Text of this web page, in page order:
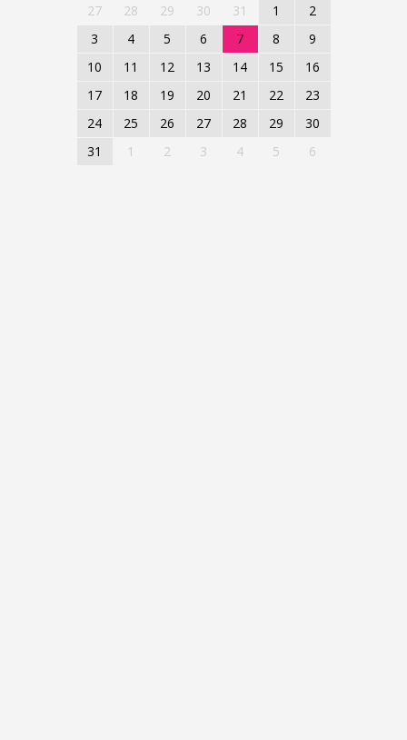
27 28 29 30 31 1
2
3
4 5 6 7 8
9
10
11 12 13 14 15
16
17
18 19 20 21 22
23
24
25 26 27 28 29
30
31
1 2 3 4 5 6